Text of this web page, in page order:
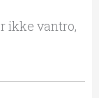
ikke vantro,